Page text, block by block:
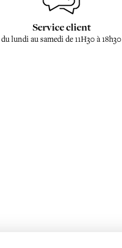
Service client
du lundi au samedi de 11H30 à 18h30